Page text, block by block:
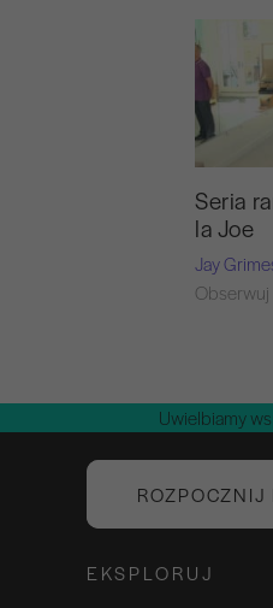
Seria
la Joe
Jay
Uwielbiamy
EKSPLORUJ